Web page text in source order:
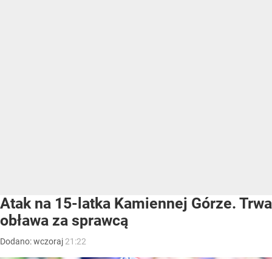
Atak na 15-latka Kamiennej Górze. Trwa
obława za sprawcą
Dodano:wczoraj 21:22